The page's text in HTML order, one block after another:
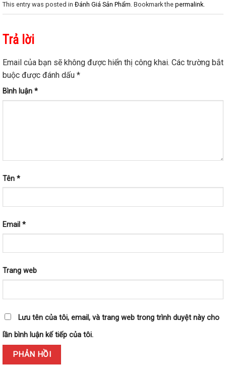
This entry was posted in Đánh Giá Sản Phẩm. Bookmark the permalink.
Trả lời
Email của bạn sẽ không được hiển thị công khai. Các trường bắt
buộc được đánh dấu *
Bình luận *
Tên *
Email *
Trang web
Lưu tên của tôi, email, và trang web trong trình duyệt này cho
lần bình luận kế tiếp của tôi.